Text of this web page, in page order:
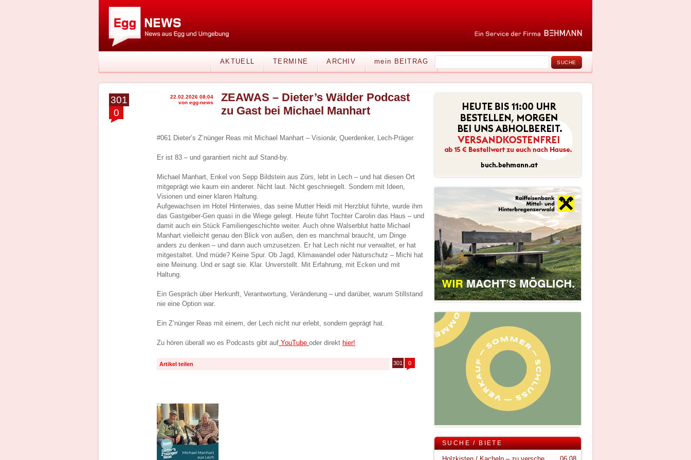
AKTUELL TERMINE ARCHIV mein BEITRAG
301
0
22.02.2026 08:04
von egg-news
ZEAWAS – Dieter’s Wälder Podcast
zu Gast bei Michael Manhart
#061 Dieter’s Z’nünger Reas mit Michael Manhart – Visionär, Querdenker, Lech-Präger
Er ist 83 – und garantiert nicht auf Stand-by.
Michael Manhart, Enkel von Sepp Bildstein aus Zürs, lebt in Lech – und hat diesen Ort
mitgeprägt wie kaum ein anderer. Nicht laut. Nicht geschniegelt. Sondern mit Ideen,
Visionen und einer klaren Haltung.
Aufgewachsen im Hotel Hinterwies, das seine Mutter Heidi mit Herzblut führte, wurde ihm
das Gastgeber-Gen quasi in die Wiege gelegt. Heute führt Tochter Carolin das Haus – und
damit auch ein Stück Familiengeschichte weiter. Auch ohne Walserblut hatte Michael
Manhart vielleicht genau den Blick von außen, den es manchmal braucht, um Dinge
anders zu denken – und dann auch umzusetzen. Er hat Lech nicht nur verwaltet, er hat
mitgestaltet. Und müde? Keine Spur. Ob Jagd, Klimawandel oder Naturschutz – Michi hat
eine Meinung. Und er sagt sie. Klar. Unverstellt. Mit Erfahrung, mit Ecken und mit
Haltung.
Ein Gespräch über Herkunft, Verantwortung, Veränderung – und darüber, warum Stillstand
nie eine Option war.
Ein Z’nünger Reas mit einem, der Lech nicht nur erlebt, sondern geprägt hat.
Zu hören überall wo es Podcasts gibt auf YouTube oder direkt hier!
Artikel teilen 301 0
SUCHE / BIETE